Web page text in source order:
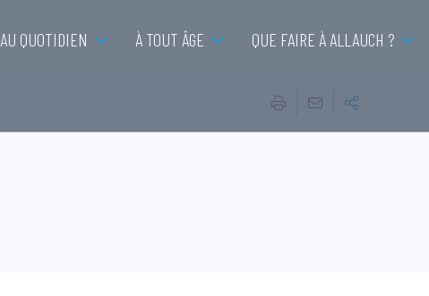
AU QUOTIDIEN À TOUT ÂGE QUE FAIRE À ALLAUCH ?